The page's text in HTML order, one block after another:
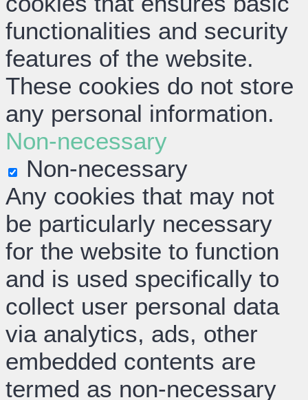
functionalities and security
features of the website.
These cookies do not store
any personal information.
Non-necessary
Non-necessary
Any cookies that may not
be particularly necessary
for the website to function
and is used specifically to
collect user personal data
via analytics, ads, other
embedded contents are
termed as non-necessary